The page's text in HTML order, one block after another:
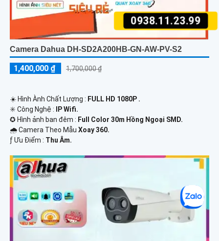
0938.11.23.99
Camera Dahua DH-SD2A200HB-GN-AW-PV-S2
1,400,000 ₫ 1,700,000 ₫
☀️ Hình Ành Chất Lượng : FULL HD 1080P .
✳️ Công Nghệ :
IP Wifi.
✪ Hình ảnh ban đêm : Full Color 30m Hồng Ngoại SMD.
🌧️ Camera Theo Mẫu Xoay 360.
️ƒ Ưu Điểm : Thu Âm.